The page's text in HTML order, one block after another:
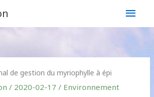
de gestion du myriophylle à épi
/ 2020-02-17/ Environnement